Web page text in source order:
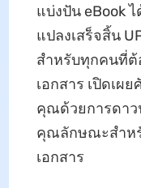
แบ่งปัน eBook
แปลงเสร็จสิ้น
สำหรับทุกคนที่ต้
เอกสาร เปิดเผ
คุณด้วยการดาว
คุณลักษณะสำห
เอกสาร